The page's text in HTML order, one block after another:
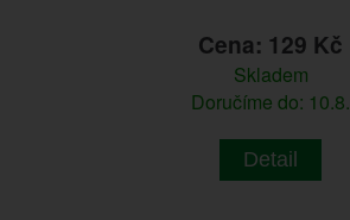
Cena: 129 Kč
Skladem
Doručíme do: 10.8.
Detail